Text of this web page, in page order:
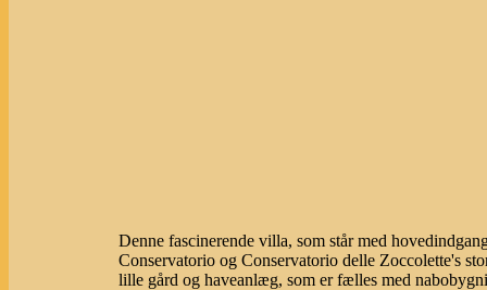
Denne fascinerende villa, som står med
Conservatorio og Conservatorio delle Zoccolette's
lille gård og haveanlæg, som er fælles med